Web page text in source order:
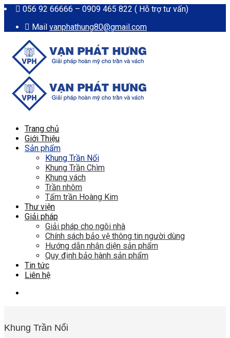
056 92 66666 – 0909 465 822 ( Hỗ trợ tư vấn)
Mail vanphathung80@gmail.com
Trang chủ
Giới Thiệu
Sản phẩm
Khung Trần Nổi
Khung Trần Chìm
Khung vách
Trần nhôm
Tấm trần Hoàng Kim
Thư viện
Giải pháp
Giải pháp cho ngôi nhà
Chính sách bảo vệ thông tin người dùng
Hướng dẫn nhận diện sản phẩm
Quy định bảo hành sản phẩm
Tin tức
Liên hệ
Khung Trần Nổi